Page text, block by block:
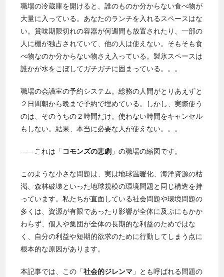
職場の冷蔵庫を開けると、誰のものか分からない食べ物が
大量に入っている。あなたのランチを入れるスペースはな
い。賞味期限切れの容器が何週間も放置されたり、一部の
人に棚が独占されていて、他の人は使えない。そもそも食
べ物なのか分からない物さえ入っている。製氷スペースは
誰かが水をこぼしてガチガチに固まっている。。。
職場の会議室の予約システム。総務の人間がとりあえずと
２日間朝から晩まで予約で埋めている。しかし、実際使う
のは、そのうちの２時間だけ。使わない時間をキャンセル
もしない。結果、本当に必要な人が使えない。。。
——これは「コモンズの悲劇 」の職場の縮図です。
このような小さな問題は、実は地球温暖化、海洋資源の枯
渇、森林破壊といった地球規模の環境問題と同じ構造を持
っています。私たちが直面している社会問題や環境問題の
多くは、資源が有限であったり影響が全体に及ぶにもかか
わらず、個人や集団が全体の長期的な利益のためではな
く、自分の利益や短期的欲求のために行動してしまう点に
根本的な原因があります。
本記事では、この「社会的ジレンマ 」とも呼ばれる問題の